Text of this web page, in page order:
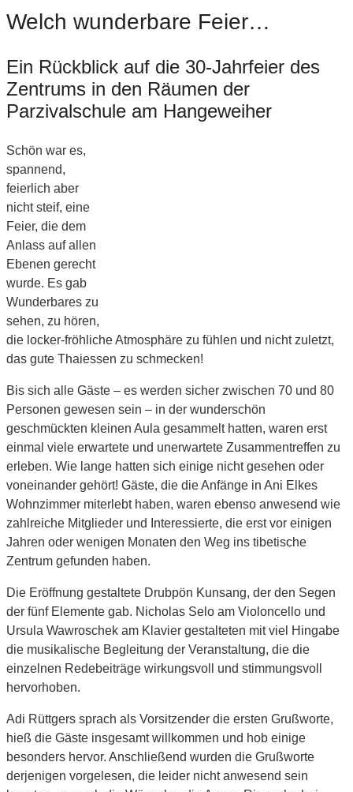
Welch wunderbare Feier…
Ein Rückblick auf die 30-Jahrfeier des
Zentrums in den Räumen der
Parzivalschule am Hangeweiher
Schön war es,
spannend,
feierlich aber
nicht steif, eine
Feier, die dem
Anlass auf allen
Ebenen gerecht
wurde. Es gab
Wunderbares zu
sehen, zu hören,
die locker-fröhliche Atmosphäre zu fühlen und nicht zuletzt,
das gute Thaiessen zu schmecken!
Bis sich alle Gäste – es werden sicher zwischen 70 und 80
Personen gewesen sein – in der wunderschön
geschmückten kleinen Aula gesammelt hatten, waren erst
einmal viele erwartete und unerwartete Zusammentreffen zu
erleben. Wie lange hatten sich einige nicht gesehen oder
voneinander gehört! Gäste, die die Anfänge in Ani Elkes
Wohnzimmer miterlebt haben, waren ebenso anwesend wie
zahlreiche Mitglieder und Interessierte, die erst vor einigen
Jahren oder wenigen Monaten den Weg ins tibetische
Zentrum gefunden haben.
Die Eröffnung gestaltete Drubpön Kunsang, der den Segen
der fünf Elemente gab. Nicholas Selo am Violoncello und
Ursula Wawroschek am Klavier gestalteten mit viel Hingabe
die musikalische Begleitung der Veranstaltung, die die
einzelnen Redebeiträge wirkungsvoll und stimmungsvoll
hervorhoben.
Adi Rüttgers sprach als Vorsitzender die ersten Grußworte,
hieß die Gäste insgesamt willkommen und hob einige
besonders hervor. Anschließend wurden die Grußworte
derjenigen vorgelesen, die leider nicht anwesend sein